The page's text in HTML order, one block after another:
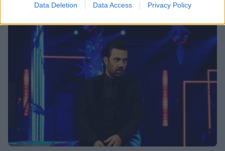
Data Deletion Data Access Privacy Policy